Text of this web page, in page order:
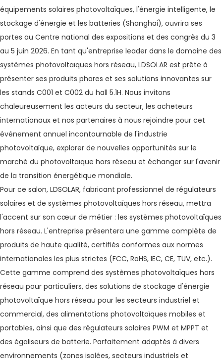
équipements solaires photovoltaïques, l'énergie intelligente, le
stockage d'énergie et les batteries (Shanghai), ouvrira ses
portes au Centre national des expositions et des congrès du 3
au 5 juin 2026. En tant qu'entreprise leader dans le domaine des
systèmes photovoltaïques hors réseau, LDSOLAR est prête à
présenter ses produits phares et ses solutions innovantes sur
les stands C001 et C002 du hall 5.1H. Nous invitons
chaleureusement les acteurs du secteur, les acheteurs
internationaux et nos partenaires à nous rejoindre pour cet
événement annuel incontournable de l'industrie
photovoltaïque, explorer de nouvelles opportunités sur le
marché du photovoltaïque hors réseau et échanger sur l'avenir
de la transition énergétique mondiale.
Pour ce salon, LDSOLAR, fabricant professionnel de régulateurs
solaires et de systèmes photovoltaïques hors réseau, mettra
l'accent sur son cœur de métier : les systèmes photovoltaïques
hors réseau. L'entreprise présentera une gamme complète de
produits de haute qualité, certifiés conformes aux normes
internationales les plus strictes (FCC, RoHS, IEC, CE, TUV, etc.).
Cette gamme comprend des systèmes photovoltaïques hors
réseau pour particuliers, des solutions de stockage d'énergie
photovoltaïque hors réseau pour les secteurs industriel et
commercial, des alimentations photovoltaïques mobiles et
portables, ainsi que des régulateurs solaires PWM et MPPT et
des égaliseurs de batterie. Parfaitement adaptés à divers
environnements (zones isolées, secteurs industriels et